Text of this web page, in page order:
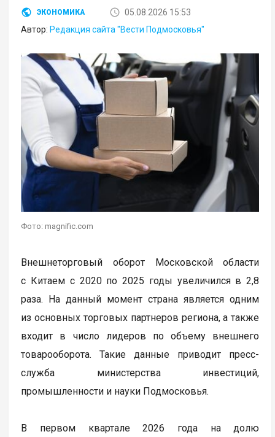
ЭКОНОМИКА
05.08.2026 15:53
Автор: Редакция сайта "Вести Подмосковья"
Фото: magnific.com
Внешнеторговый оборот Московской области
с Китаем с 2020 по 2025 годы увеличился в 2,8
раза. На данный момент страна является одним
из основных торговых партнеров региона, а также
входит в число лидеров по объему внешнего
товарооборота. Такие данные приводит пресс-
служба министерства инвестиций,
промышленности и науки Подмосковья.
В первом квартале 2026 года на долю